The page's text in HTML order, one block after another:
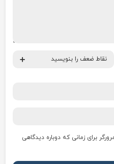
برای زمانی که دوباره دیدگاهی